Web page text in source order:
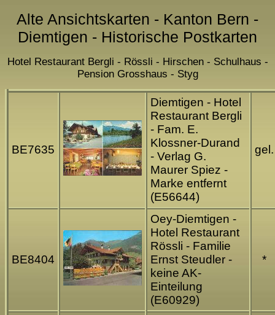
Alte Ansichtskarten - Kanton Bern -
Diemtigen - Historische Postkarten
Hotel Restaurant Bergli - Rössli - Hirschen - Schulhaus -
Pension Grosshaus - Styg
BE7635
Diemtigen - Hotel
Restaurant Bergli
- Fam. E.
Klossner-Durand
- Verlag G.
Maurer Spiez -
Marke entfernt
(E56644)
gel.
BE8404
Oey-Diemtigen -
Hotel Restaurant
Rössli - Familie
Ernst Steudler -
keine AK-
Einteilung
(E60929)
*